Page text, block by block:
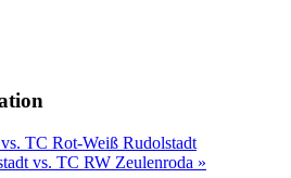
TC Rot-Weiß Rudolstadt
vs. TC RW Zeulenroda »